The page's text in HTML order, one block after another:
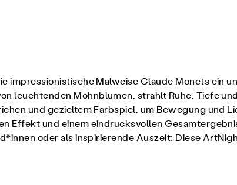
impressionistische Malweise Claude Monets ein
leuchtenden Mohnblumen, strahlt Ruhe, Tiefe
und gezieltem Farbspiel, um Bewegung und
Effekt und einem eindrucksvollen
oder als inspirierende Auszeit: Diese